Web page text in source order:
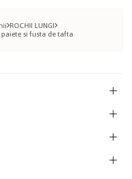
ROCHII LUNGI
si fusta de tafta